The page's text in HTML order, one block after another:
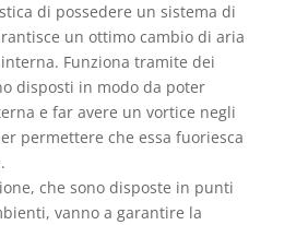
di possedere un sistema di
un ottimo cambio di aria
Funziona tramite dei
disposti in modo da poter
e far avere un vortice negli
permettere che essa fuoriesca
che sono disposte in punti
vanno a garantire la